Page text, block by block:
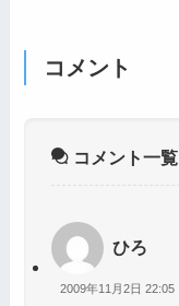
コメント
コメント一覧
ひろ
2009年11月2日 22:05